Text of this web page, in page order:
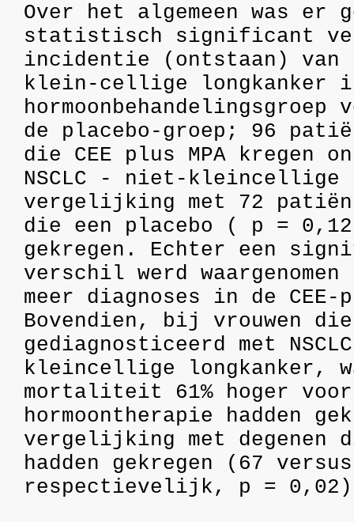
Over het algemeen was er
statistisch significant
incidentie (ontstaan) van
klein-cellige longkanker
hormoonbehandelingsgroep
de placebo-groep; 96
die CEE plus MPA kregen
NSCLC - niet-kleincellige
vergelijking met 72
die een placebo ( p =
gekregen. Echter een
verschil werd
meer diagnoses in de CEE-
Bovendien, bij vrouwen die
gediagnosticeerd met
kleincellige longkanker,
mortaliteit 61% hoger voor
hormoontherapie hadden
vergelijking met degenen
hadden gekregen (67
respectievelijk, p =